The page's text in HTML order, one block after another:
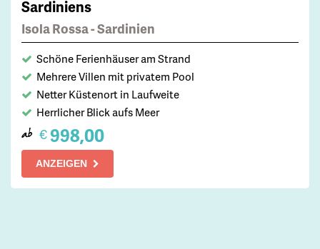
Sardiniens
Isola Rossa - Sardinien
Schöne Ferienhäuser am Strand
Mehrere Villen mit privatem Pool
Netter Küstenort in Laufweite
Herrlicher Blick aufs Meer
ab € 998,00
ANZEIGEN